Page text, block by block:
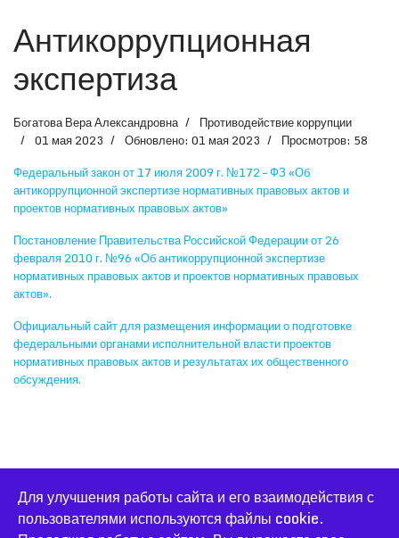
Антикоррупционная
экспертиза
Богатова Вера Александровна
Противодействие коррупции
01 мая 2023
Обновлено: 01 мая 2023
Просмотров: 58
Федеральный закон от 17 июля 2009 г. №172 – ФЗ «Об
антикоррупционной экспертизе нормативных правовых актов и
проектов нормативных правовых актов»
Постановление Правительства Российской Федерации от 26
февраля 2010 г. №96 «Об антикоррупционной экспертизе
нормативных правовых актов и проектов нормативных правовых
актов».
Официальный сайт для размещения информации о подготовке
федеральными органами исполнительной власти проектов
нормативных правовых актов и результатах их общественного
обсуждения.
© 2026 Официальный сайт Большеконстантиновской школы.
Для улучшения работы сайта и его взаимодействия с
пользователями используются файлы cookie.